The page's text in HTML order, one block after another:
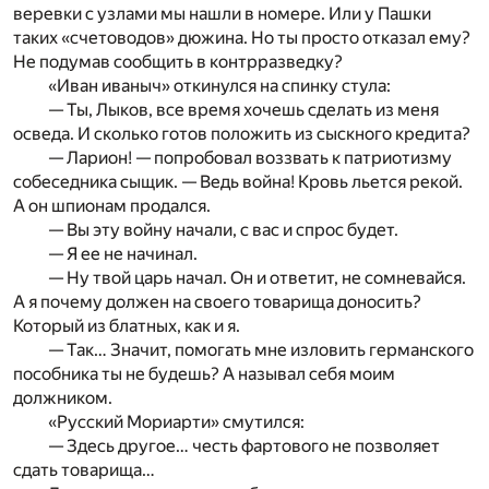
веревки с узлами мы нашли в номере. Или у Пашки
таких «счетоводов» дюжина. Но ты просто отказал ему?
Не подумав сообщить в контрразведку?
«Иван иваныч» откинулся на спинку стула:
— Ты, Лыков, все время хочешь сделать из меня
осведа. И сколько готов положить из сыскного кредита?
— Ларион! — попробовал воззвать к патриотизму
собеседника сыщик. — Ведь война! Кровь льется рекой.
А он шпионам продался.
— Вы эту войну начали, с вас и спрос будет.
— Я ее не начинал.
— Ну твой царь начал. Он и ответит, не сомневайся.
А я почему должен на своего товарища доносить?
Который из блатных, как и я.
— Так… Значит, помогать мне изловить германского
пособника ты не будешь? А называл себя моим
должником.
«Русский Мориарти» смутился:
— Здесь другое… честь фартового не позволяет
сдать товарища…